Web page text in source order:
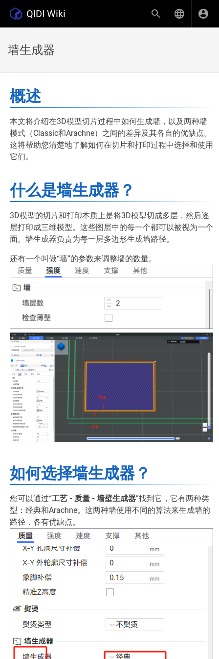
QIDI Wiki
墙生成器
概述
本文将介绍在3D模型切片过程中如何生成墙，以及两种墙
模式（Classic和Arachne）之间的差异及其各自的优缺点。
这将帮助您清楚地了解如何在切片和打印过程中选择和使用
它们。
什么是墙生成器？
3D模型的切片和打印本质上是将3D模型切成多层，然后逐
层打印成三维模型。这些图层中的每一个都可以被视为一个
面。墙生成器负责为每一层多边形生成墙路径。
还有一个叫做“墙”的参数来调整墙的数量。
如何选择墙生成器？
您可以通过“工艺 - 质量 - 墙壁生成器”找到它，它有两种类
型：经典和Arachne。这两种墙使用不同的算法来生成墙的
路径，各有优缺点。